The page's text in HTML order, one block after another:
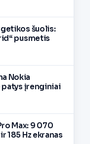
šuolis:
pusmetis
Nokia
įrenginiai
Max: 9 070
185 Hz ekranas